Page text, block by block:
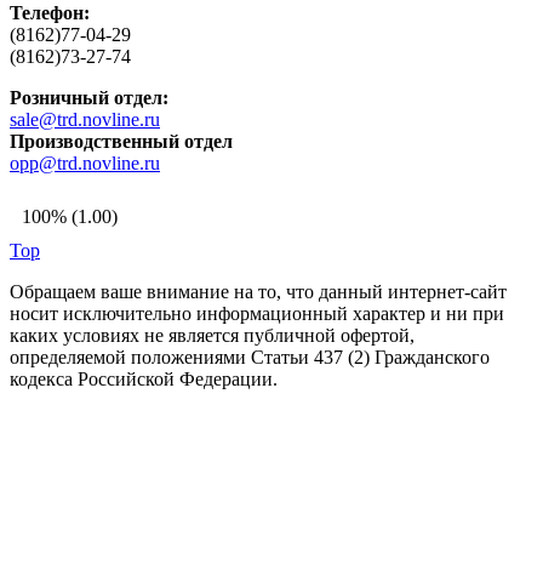
Телефон:
(8162)77-04-29
(8162)73-27-74
Розничный отдел:
sale@trd.novline.ru
Производственный отдел
opp@trd.novline.ru
100% (1.00)
Top
Обращаем ваше внимание на то, что данный интернет-сайт
носит исключительно информационный характер и ни при
каких условиях не является публичной офертой,
определяемой положениями Статьи 437 (2) Гражданского
кодекса Российской Федерации.